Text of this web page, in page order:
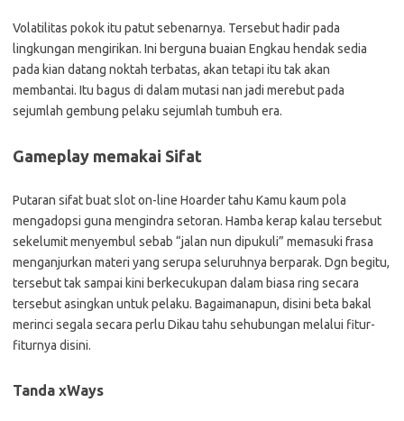
Volatilitas pokok itu patut sebenarnya. Tersebut hadir pada
lingkungan mengirikan. Ini berguna buaian Engkau hendak sedia
pada kian datang noktah terbatas, akan tetapi itu tak akan
membantai. Itu bagus di dalam mutasi nan jadi merebut pada
sejumlah gembung pelaku sejumlah tumbuh era.
Gameplay memakai Sifat
Putaran sifat buat slot on-line Hoarder tahu Kamu kaum pola
mengadopsi guna mengindra setoran. Hamba kerap kalau tersebut
sekelumit menyembul sebab “jalan nun dipukuli” memasuki frasa
menganjurkan materi yang serupa seluruhnya berparak. Dgn begitu,
tersebut tak sampai kini berkecukupan dalam biasa ring secara
tersebut asingkan untuk pelaku. Bagaimanapun, disini beta bakal
merinci segala secara perlu Dikau tahu sehubungan melalui fitur-
fiturnya disini.
Tanda xWays